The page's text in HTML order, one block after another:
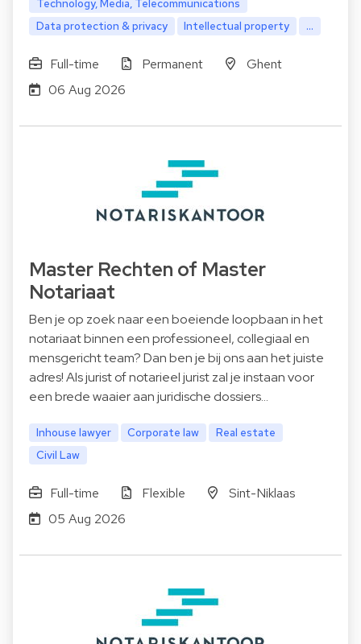
Technology, Media, Telecommunications
Data protection & privacy
Intellectual property ...
Full-time Permanent
Ghent
06 Aug 2026
Master Rechten of Master
Notariaat
Ben je op zoek naar een boeiende loopbaan in het
notariaat binnen een professioneel, collegiaal en
mensgericht team? Dan ben je bij ons aan het juiste
adres! Als jurist of notarieel jurist zal je instaan voor
een brede waaier aan juridische dossiers…
Inhouse lawyer Corporate law
Real estate
Civil Law
Full-time Flexible
Sint-Niklaas
05 Aug 2026